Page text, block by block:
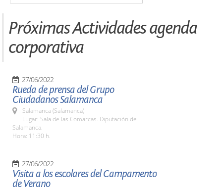
Próximas Actividades agenda
corporativa
27/06/2022
Rueda de prensa del Grupo
Ciudadanos Salamanca
Salamanca (Salamanca)
Lugar: Sala de las Comarcas. Diputación de
Salamanca.
Hora: 11:30 h.
27/06/2022
Visita a los escolares del Campamento
de Verano